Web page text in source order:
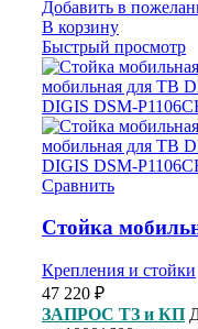
Добавить в
В корзину
Быстрый просмотр
Сравнить
Стойка
Крепления и стойки
47 220 ₽
ЗАПРОС ТЗ и КП